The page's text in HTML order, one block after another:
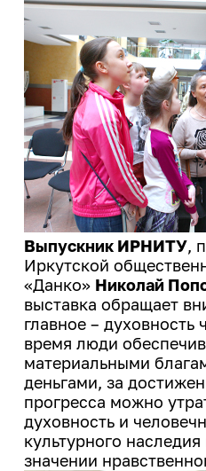
Выпускник ИРНИТУ,
Иркутской
«Данко» Николай
выставка обращает
главное – духовность
время люди
материальными
деньгами, за
прогресса можно
духовность и
культурного
значении